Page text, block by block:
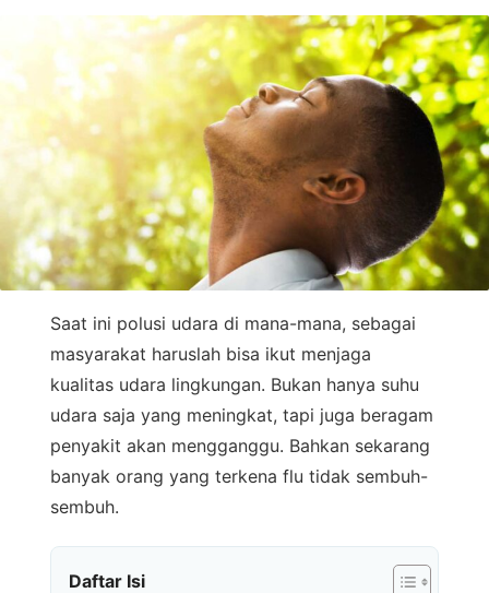
Saat ini polusi udara di mana-mana, sebagai
masyarakat haruslah bisa ikut menjaga
kualitas udara lingkungan. Bukan hanya suhu
udara saja yang meningkat, tapi juga beragam
penyakit akan mengganggu. Bahkan sekarang
banyak orang yang terkena flu tidak sembuh-
sembuh.
Daftar Isi